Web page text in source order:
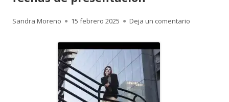
Autor
Sandra Moreno
Publicado
15 febrero 2025 Deja un comentario